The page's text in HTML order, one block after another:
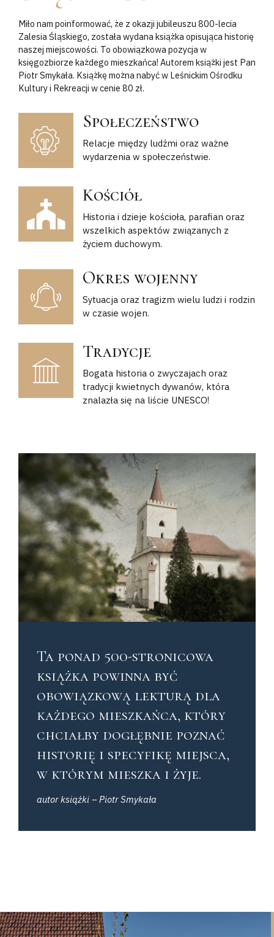
Miło nam poinformować, że z okazji jubileuszu 800-lecia
Zalesia Śląskiego, została wydana książka opisująca historię
naszej miejscowości. To obowiązkowa pozycja w
księgozbiorze każdego mieszkańca! Autorem książki jest Pan
Piotr Smykała. Książkę można nabyć w Leśnickim Ośrodku
Kultury i Rekreacji w cenie 80 zł.
Społeczeństwo
Relacje między ludźmi oraz ważne
wydarzenia w społeczeństwie.
Kościół
Historia i dzieje kościoła, parafian oraz
wszelkich aspektów związanych z
życiem duchowym.
Okres wojenny
Sytuacja oraz tragizm wielu ludzi i rodzin
w czasie wojen.
Tradycje
Bogata historia o zwyczajach oraz
tradycji kwietnych dywanów, która
znalazła się na liście UNESCO!
Ta ponad 500-stronicowa
książka powinna być
obowiązkową lekturą dla
każdego mieszkańca, który
chciałby dogłębnie poznać
historię i specyfikę miejsca,
w którym mieszka i żyje.
autor książki – Piotr Smykała